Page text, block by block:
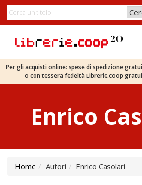
Per gli acquisti online: spese di spedizione
o con tessera fedeltà Librerie.coop
Enrico
Home Autori Enrico Casolari